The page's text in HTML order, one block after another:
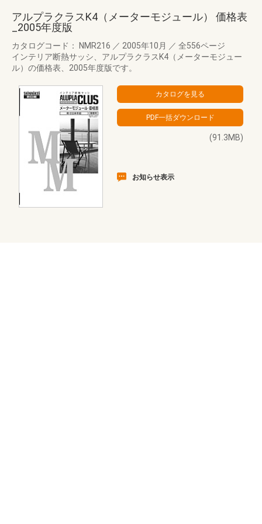
アルプラクラスK4（メーターモジュール） 価格表
_2005年度版
カタログコード： NMR216 ／ 2005年10月 ／ 全556ページ
インテリア断熱サッシ、アルプラクラスK4（メーターモジュー
ル）の価格表、2005年度版です。
(91.3MB)
お知らせ表示